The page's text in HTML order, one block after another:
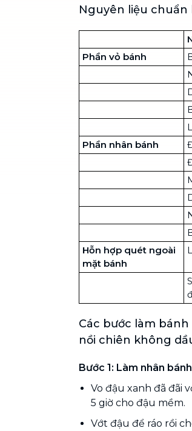
Nguyên liệu chuẩn
Phần vỏ bánh
Phần nhân bánh
Hỗn hợp quét ngoài
mặt bánh
Các bước làm
nồi chiên không
Bước 1: Làm nhân bánh
Vo đậu xanh đã đãi
5 giờ cho đậu mềm.
Vớt đậu để ráo rồi